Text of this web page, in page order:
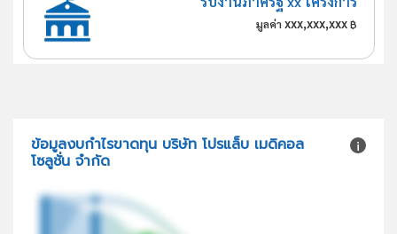
มูลค่า xxx,xxx,xxx ฿
ข้อมูลงบกำไรขาดทุน บริษัท โปรแล็บ เมดิคอล
โซลูชั่น จำกัด